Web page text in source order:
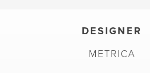
panneau MDF teinté noir
''pierre de Savoie'', avec motif
DESIGNER
METRICA